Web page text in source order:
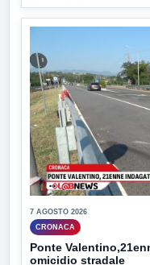
7 AGOSTO 2026
CRONACA
Ponte
omicidio stradale